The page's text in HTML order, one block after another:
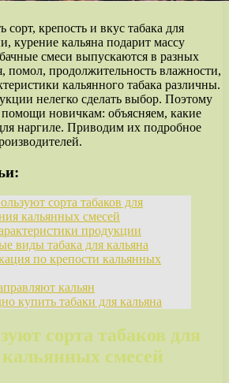
сорт, крепость и вкус табака для
курение кальяна подарит массу
смеси выпускаются в разных
помол, продолжительность влажности,
кальянного табака различны.
нелегко сделать выбор. Поэтому
новичкам: объясняем, какие
наргиле. Приводим их подробное
сорта табаков для
кальянных смесей
продукции
виды табака для кальяна
по крепости кальянных
кальян
купить табаки для кальяна
сорта табаков для
кальянных смесей